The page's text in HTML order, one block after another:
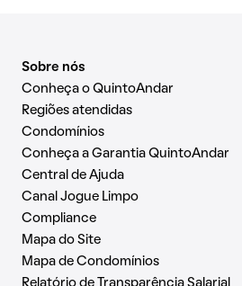
Sobre nós
Conheça o QuintoAndar
Regiões atendidas
Condomínios
Conheça a Garantia QuintoAndar
Central de Ajuda
Canal Jogue Limpo
Compliance
Mapa do Site
Mapa de Condomínios
Relatório de Transparência Salarial